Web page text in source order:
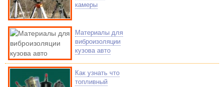
камеры
Материалы для
виброизоляции
кузова авто
Как узнать что
топливный